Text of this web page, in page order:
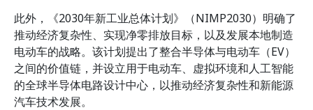
此外，《2030年新工业总体计划》（NIMP2030）明确了
推动经济复杂性、实现净零排放目标，以及发展本地制造
电动车的战略。该计划提出了整合半导体与电动车（EV）
之间的价值链，并设立用于电动车、虚拟环境和人工智能
的全球半导体电路设计中心，以推动经济复杂性和新能源
汽车技术发展。